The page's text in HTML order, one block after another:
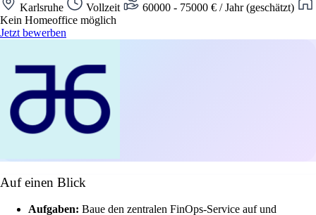
Karlsruhe Vollzeit
60000 - 75000 € / Jahr (geschätzt)
Kein Homeoffice möglich
Jetzt bewerben
Auf einen Blick
Aufgaben: Baue den zentralen FinOps-Service auf und